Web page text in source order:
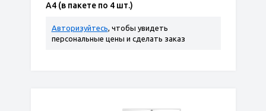
A4 (в пакете по 4 шт.)
Авторизуйтесь, чтобы увидеть
персональные цены и сделать заказ